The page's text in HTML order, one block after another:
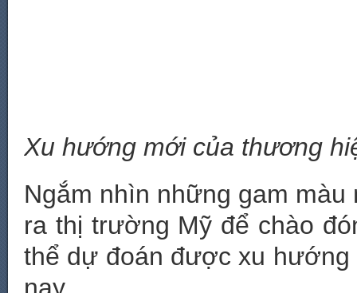
Xu hướng mới của thương
Ngắm nhìn những gam
ra thị trường Mỹ để chào
thể dự đoán được xu hướng